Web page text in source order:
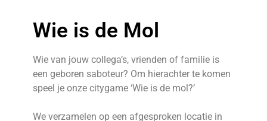
Wie is de Mol
Wie van jouw collega’s, vrienden of familie is
een geboren saboteur? Om hierachter te komen
speel je onze citygame ‘Wie is de mol?’
We verzamelen op een afgesproken locatie in